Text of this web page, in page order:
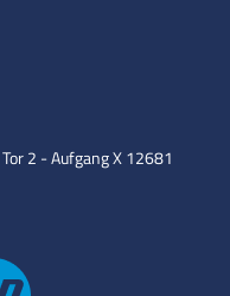
Tor 2 - Aufgang X12681